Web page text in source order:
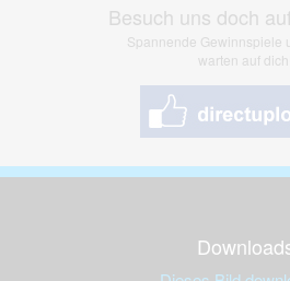
Besuch uns doch
Spannende Gewinnspiele
warten auf dich!